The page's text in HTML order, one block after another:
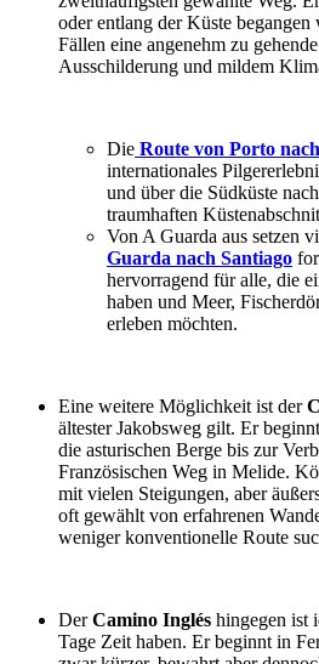
oder entlang der Küste
Fällen eine angenehm zu
Ausschilderung und mildem
Die Route von Porto
internationales
und über die Südküste
traumhaften
Von A Guarda aus setzen
Guarda nach Santiago
hervorragend für alle, die
haben und Meer,
erleben möchten.
Eine weitere Möglichkeit ist der
ältester Jakobsweg gilt. Er
die asturischen Berge bis zur
Französischen Weg in Melide.
mit vielen Steigungen, aber
oft gewählt von erfahrenen
weniger konventionelle Route
DerCamino Inglés hingegen ist
Tage Zeit haben. Er beginnt in